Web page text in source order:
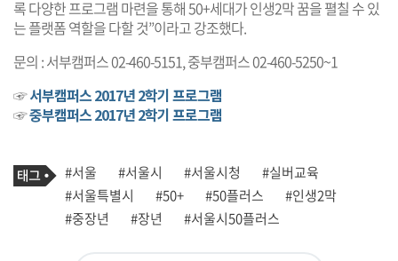
록 다양한 프로그램 마련을 통해 50+세대가 인생2막 꿈을 펼칠 수 있
는 플랫폼 역할을 다할 것”이라고 강조했다.
문의 : 서부캠퍼스 02-460-5151, 중부캠퍼스 02-460-5250~1
☞서부캠퍼스 2017년 2학기 프로그램
☞중부캠퍼스 2017년 2학기 프로그램
기
사
관
련
태
태
그
#서울 #서울시 #서울시청
#실버교육
#서울특별시
#50+ #50플러스
#인생2막
#중장년
#장년 #서울시50플러스